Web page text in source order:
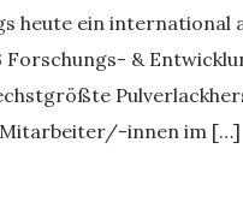
heute ein international
&
Mitarbeiter/-innen im […]